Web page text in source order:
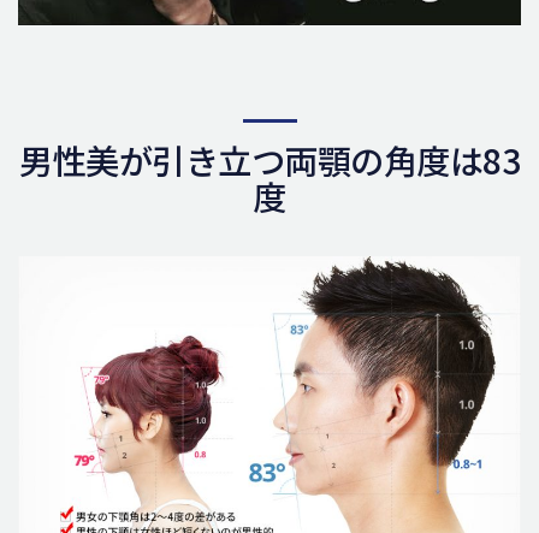
男性美が引き立つ両顎の角度は83
度